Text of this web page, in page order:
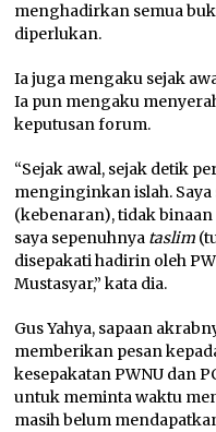
menghadirkan semua
diperlukan.
Ia juga mengaku sejak
Ia pun mengaku
keputusan forum.
“Sejak awal, sejak detik
menginginkan islah. Saya
(kebenaran), tidak
saya sepenuhnya taslim
disepakati hadirin oleh
Mustasyar,” kata dia.
Gus Yahya, sapaan
memberikan pesan
kesepakatan PWNU dan
untuk meminta waktu
masih belum